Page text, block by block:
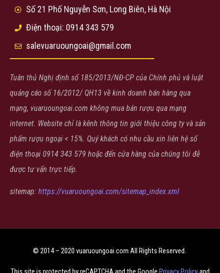
Số 21 Phố Nguyễn Sơn, Long Biên, Hà Nội
Điện thoại: 0914 343 579
salevuaruoungoai@gmail.com
Tuân thủ Nghị định số 185/2013/NĐ-CP của Chính phủ và luật
quảng cáo số 16/2012/ QH13 về kinh doanh bán hàng qua
mạng, vuaruoungoai.com không mua bán rượu qua mạng
internet. Website chỉ là kênh thông tin giới thiệu công ty và sản
phẩm rượu ngoại < 15%. Quý khách có nhu cầu xin liên hệ số
điện thoại 0914 343 579 hoặc đến cửa hàng của chúng tôi đễ
được tư vấn trực tiếp.
sitemap: https://vuaruoungoai.com/sitemap_index.xml
© 2014 – 2020 vuaruoungoai.com All Rights Reserved.